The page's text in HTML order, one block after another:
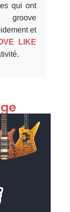
qui ont
groove
et
LIKE